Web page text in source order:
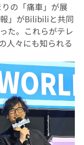
の「痛車」が展
」がBilibiliと共同
た。これらがテレ
人々にも知られる